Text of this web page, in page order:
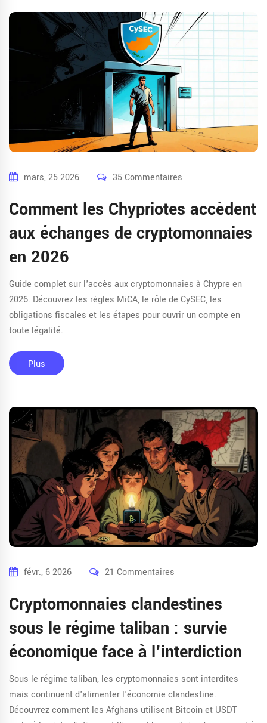
mars, 25 2026 35 Commentaires
Comment les Chypriotes accèdent
aux échanges de cryptomonnaies
en 2026
Guide complet sur l'accès aux cryptomonnaies à Chypre en
2026. Découvrez les règles MiCA, le rôle de CySEC, les
obligations fiscales et les étapes pour ouvrir un compte en
toute légalité.
Plus
févr., 6 2026 21 Commentaires
Cryptomonnaies clandestines
sous le régime taliban : survie
économique face à l'interdiction
Sous le régime taliban, les cryptomonnaies sont interdites
mais continuent d'alimenter l'économie clandestine.
Découvrez comment les Afghans utilisent Bitcoin et USDT